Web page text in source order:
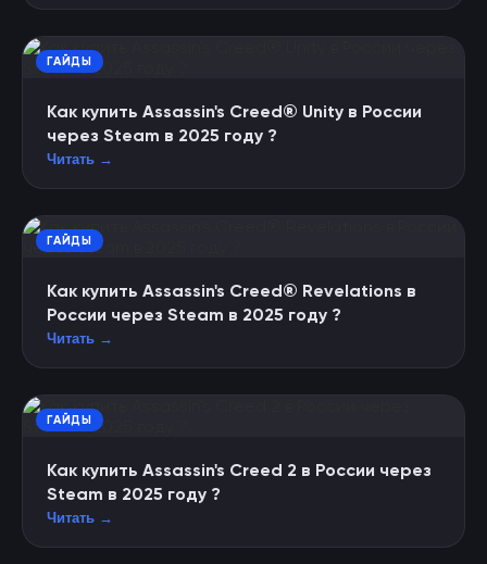
ГАЙДЫ
Как купить Assassin's Creed® Unity в России
через Steam в 2025 году ?
Читать →
ГАЙДЫ
Как купить Assassin's Creed® Revelations в
России через Steam в 2025 году ?
Читать →
ГАЙДЫ
Как купить Assassin's Creed 2 в России через
Steam в 2025 году ?
Читать →